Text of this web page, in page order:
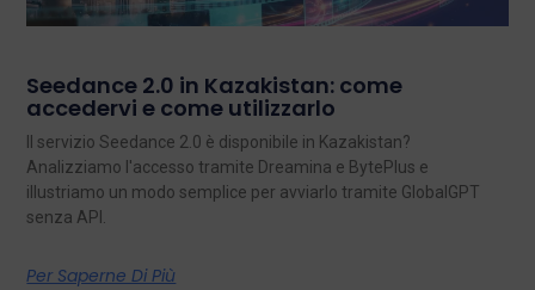
Seedance 2.0 in Kazakistan: come
accedervi e come utilizzarlo
Il servizio Seedance 2.0 è disponibile in Kazakistan?
Analizziamo l'accesso tramite Dreamina e BytePlus e
illustriamo un modo semplice per avviarlo tramite GlobalGPT
senza API.
Per Saperne Di Più